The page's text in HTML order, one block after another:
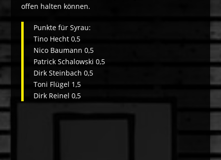
offen halten können.
Punkte für Syrau:
Tino Hecht 0,5
Nico Baumann 0,5
Patrick Schalowski 0,5
Dirk Steinbach 0,5
Toni Flügel 1,5
Dirk Reinel 0,5